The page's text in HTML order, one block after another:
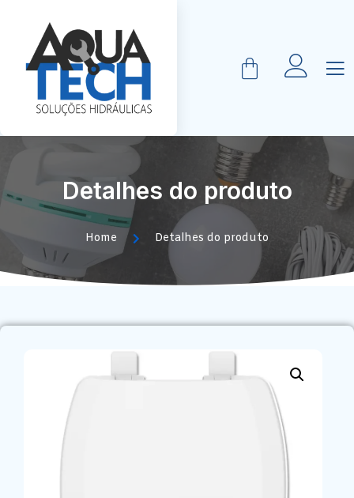
Detalhes do produto
Home Detalhes do produto